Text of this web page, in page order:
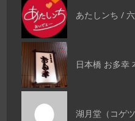
あたしンち /
日本橋 お多幸
湖月堂（コゲ